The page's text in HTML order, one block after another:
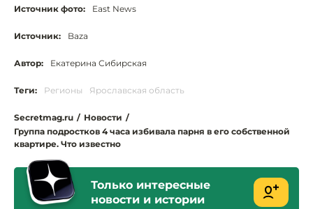
Источник фото: East News
Источник: Baza
Автор: Екатерина Сибирская
Теги: Регионы Ярославская область
Secretmag.ru / Новости /
Группа подростков 4 часа избивала парня в его собственной
квартире. Что известно
Только интересные
новости и истории